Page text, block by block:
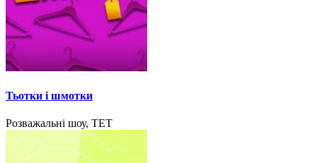
Тьотки і шмотки
Розважальні шоу, ТЕТ